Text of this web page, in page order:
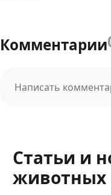
Комментарии
Статьи и
животных